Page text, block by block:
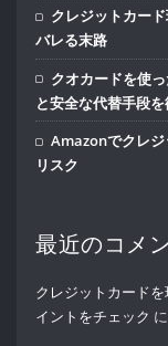
クレジットカー
バレる末路
クオカードを使
と安全な代替手段
Amazonでクレジ
リスク
最近のコメ
クレジットカード
イントをチェック